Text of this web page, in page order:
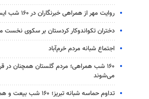
روایت مهر از همراهی خبرنگاران در ۱۶۰ شب ایستادگی مردم آستارا
دختران تکواندوکار کردستان بر سکوی نخست
اجتماع شبانه مردم خرم‌آباد
۱۶۰ شب همراهی؛ مردم گلستان همچنان در
می‌شوند
تداوم حماسه شبانه تبریز؛ ۱۶۰ شب بیعت و همبستگی